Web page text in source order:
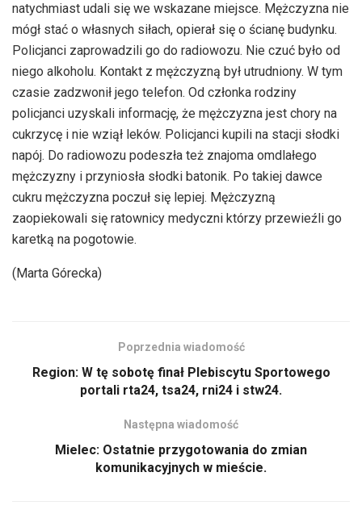
natychmiast udali się we wskazane miejsce. Mężczyzna nie
mógł stać o własnych siłach, opierał się o ścianę budynku.
Policjanci zaprowadzili go do radiowozu. Nie czuć było od
niego alkoholu. Kontakt z mężczyzną był utrudniony. W tym
czasie zadzwonił jego telefon. Od członka rodziny
policjanci uzyskali informację, że mężczyzna jest chory na
cukrzycę i nie wziął leków. Policjanci kupili na stacji słodki
napój. Do radiowozu podeszła też znajoma omdlałego
mężczyzny i przyniosła słodki batonik. Po takiej dawce
cukru mężczyzna poczuł się lepiej. Mężczyzną
zaopiekowali się ratownicy medyczni którzy przewieźli go
karetką na pogotowie.
(Marta Górecka)
Poprzednia wiadomość
Region: W tę sobotę finał Plebiscytu Sportowego
portali rta24, tsa24, rni24 i stw24.
Następna wiadomość
Mielec: Ostatnie przygotowania do zmian
komunikacyjnych w mieście.